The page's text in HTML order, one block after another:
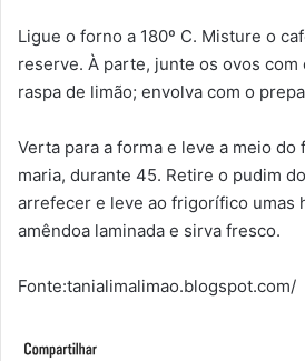
Ligue o forno a 180º C. Misture o
reserve. À parte, junte os ovos
raspa de limão; envolva com o
Verta para a forma e leve a meio do
maria, durante 45. Retire o pudim
arrefecer e leve ao frigorífico umas
amêndoa laminada e sirva fresco.
Fonte:tanialimalimao.blogspot.com/